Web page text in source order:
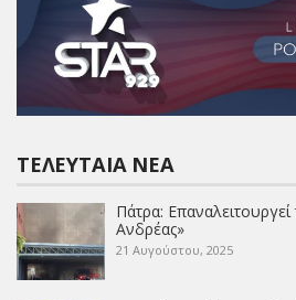
ΤΕΛΕΥΤΑΊΑ ΝΈΑ
Πάτρα:
Ανδρέας»
21 Αυγούστου, 2025